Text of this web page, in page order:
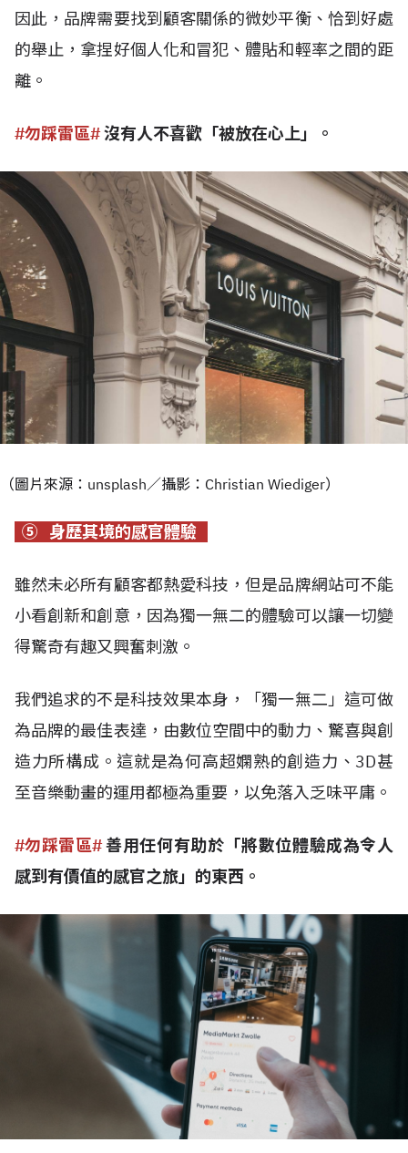
因此，品牌需要找到顧客關係的微妙平衡、恰到好處
的舉止，拿捏好個人化和冒犯、體貼和輕率之間的距
離。
#勿踩雷區#沒有人不喜歡「被放在心上」。
（圖片來源：unsplash／攝影：Christian Wiediger）
⑤ 身歷其境的感官體驗
雖然未必所有顧客都熱愛科技，但是品牌網站可不能
小看創新和創意，因為獨一無二的體驗可以讓一切變
得驚奇有趣又興奮刺激。
我們追求的不是科技效果本身，「獨一無二」這可做
為品牌的最佳表達，由數位空間中的動力、驚喜與創
造力所構成。這就是為何高超嫻熟的創造力、3D甚
至音樂動畫的運用都極為重要，以免落入乏味平庸。
#勿踩雷區#善用任何有助於「將數位體驗成為令人
感到有價值的感官之旅」的東西。